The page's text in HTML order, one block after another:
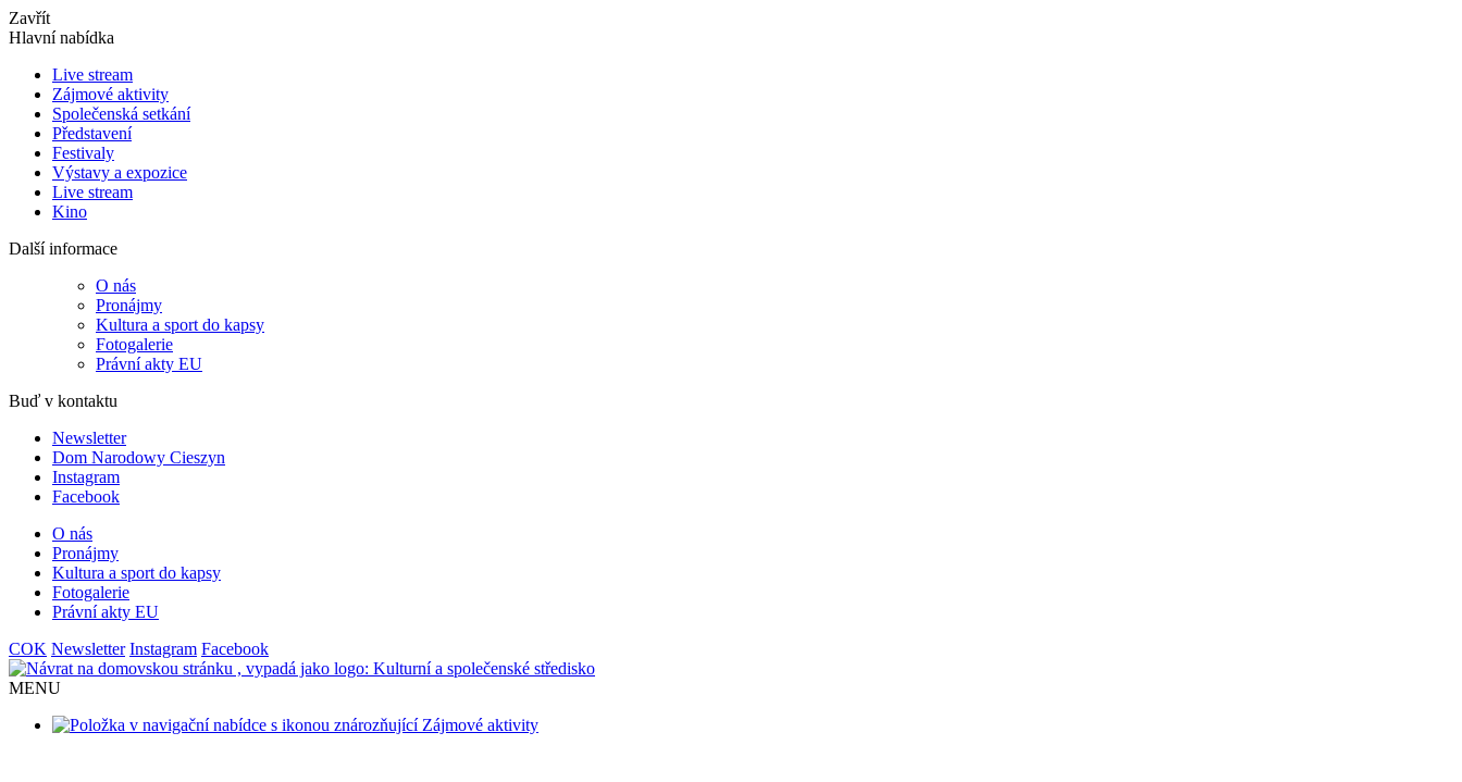
Zavřít
Hlavní nabídka
Live stream
Zájmové aktivity
Společenská setkání
Představení
Festivaly
Výstavy a expozice
Live stream
Kino
Další informace
O nás
Pronájmy
Kultura a sport do kapsy
Fotogalerie
Právní akty EU
Buď v kontaktu
Newsletter
Dom Narodowy Cieszyn
Instagram
Facebook
O nás
Pronájmy
Kultura a sport do kapsy
Fotogalerie
Právní akty EU
COK Newsletter Instagram Facebook
MENU
Zájmové aktivity